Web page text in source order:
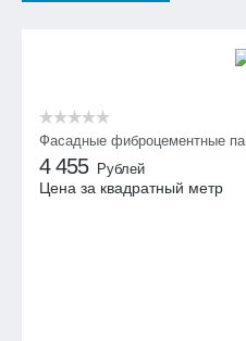
Фасадные фиброцементные
4 455 Рублей
Цена за квадратный метр